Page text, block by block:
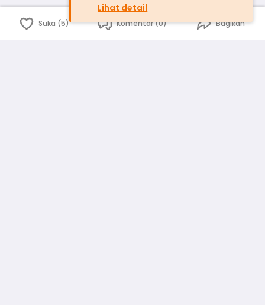
Suka (5) Komentar (0) Bagikan
Lihat detail